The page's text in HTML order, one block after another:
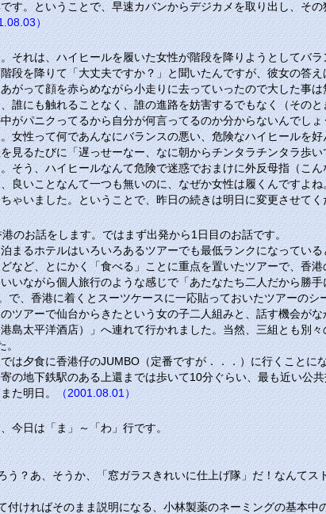
す。ということで、早速カバンからデジカメを取り出し、そ
）
それは、ハイヒールを履いた女性が階段を降りようとしてバ
段を降りて「大丈夫ですか？」と聞いたんですが、彼女の答
がって顔を赤らめながら小走りに去っていったので大した事
誰にも触れることなく、誰の進路を妨害するでもなく（その
がパニクってるから自分が何言ってるのか分からないんでし
女性って何であんなにバランスの悪い、危険なハイヒールを
見るたびに「遅っせーなー、なに朝からチンタラチンタラ歩
そう、ハイヒールなんて危険で迷惑でおまけに外反母指（こ
良いことなんて一つも無いのに、なぜか女性は履くんですよ
ゃいました。ということで、昨日の続きは明日に変更させてく
のお話をします。ではまず出発から1日目のお話です。
まるホテルはいろいろあるツアーでも最低ランクになってい
など、とにかく「食べる」ことに重点を置いたツアーで、香
いながら個人旅行のような感じで「あたなたち二人だから勝
で、香港に着くとスーツケースに一応貼っておいたツアーの
ツアーで仙台からきたという女の子二人組みと、話す機会が
島太平洋酒店）」へ連れて行かれました。当然、三組とも別
。
は夕食に香港仔のJUMBO（定番ですが．．．）に行くことに
の地下鉄駅のある上還までは歩いて10分ぐらい、最も近い公
た明日。（2001.08.01）
今日は「ま」～「わ」行です。
？あ、そうか、「窓ガラスきれいに仕上げ隊」だ！なんてス
ければそのまま説明になる、小林製薬のネーミングの基本中